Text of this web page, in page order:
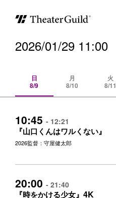
2026/01/29 11:00
日
8/9
月
8/10
火
8/11
10:45 - 12:21
『山口くんはワルくない』
2026監督：守屋健太郎
20:00 - 21:40
『時をかける少女』 4K